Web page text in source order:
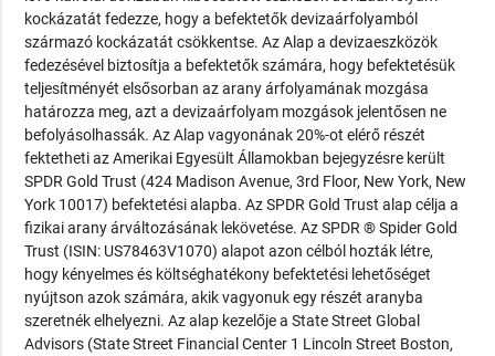
kockázatát fedezze, hogy a befektetők devizaárfolyamból
származó kockázatát csökkentse. Az Alap a devizaeszközök
fedezésével biztosítja a befektetők számára, hogy befektetésük
teljesítményét elsősorban az arany árfolyamának mozgása
határozza meg, azt a devizaárfolyam mozgások jelentősen ne
befolyásolhassák. Az Alap vagyonának 20%-ot elérő részét
fektetheti az Amerikai Egyesült Államokban bejegyzésre került
SPDR Gold Trust (424 Madison Avenue, 3rd Floor, New York, New
York 10017) befektetési alapba. Az SPDR Gold Trust alap célja a
fizikai arany árváltozásának lekövetése. Az SPDR ® Spider Gold
Trust (ISIN: US78463V1070) alapot azon célból hozták létre,
hogy kényelmes és költséghatékony befektetési lehetőséget
nyújtson azok számára, akik vagyonuk egy részét aranyba
szeretnék elhelyezni. Az alap kezelője a State Street Global
Advisors (State Street Financial Center 1 Lincoln Street Boston,